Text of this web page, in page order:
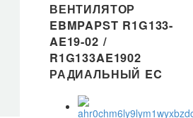
ВЕНТИЛЯТОР
EBMPAPST R1G133-
AE19-02 /
R1G133AE1902
РАДИАЛЬНЫЙ EC